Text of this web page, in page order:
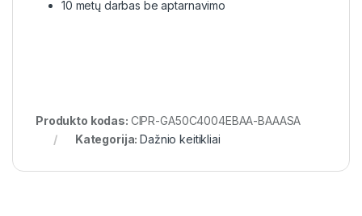
10 metų darbas be aptarnavimo
Produkto kodas: CIPR-GA50C4004EBAA-BAAASA
Kategorija:Dažnio keitikliai